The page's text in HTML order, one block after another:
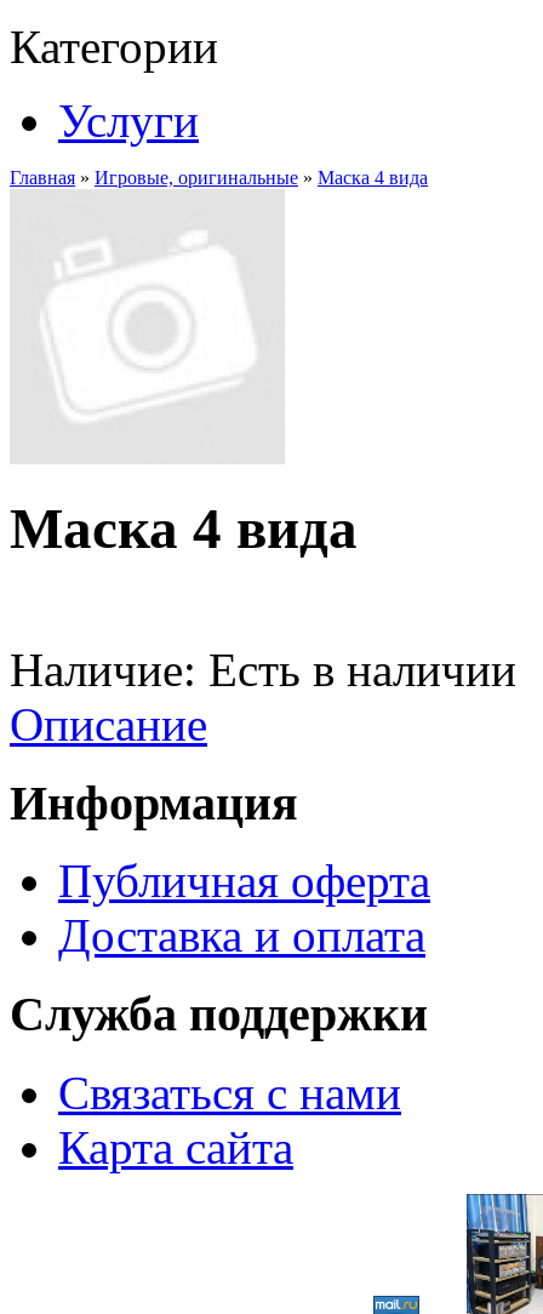
Категории
Услуги
Главная » Игровые, оригинальные » Маска 4 вида
Маска 4 вида
Наличие: Есть в наличии
Описание
Информация
Публичная оферта
Доставка и оплата
Служба поддержки
Связаться с нами
Карта сайта